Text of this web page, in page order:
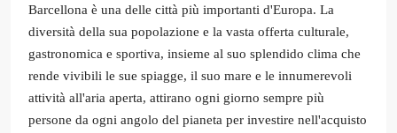
Barcellona è una delle città più importanti d'Europa. La
diversità della sua popolazione e la vasta offerta culturale,
gastronomica e sportiva, insieme al suo splendido clima che
rende vivibili le sue spiagge, il suo mare e le innumerevoli
attività all'aria aperta, attirano ogni giorno sempre più
persone da ogni angolo del pianeta per investire nell'acquisto